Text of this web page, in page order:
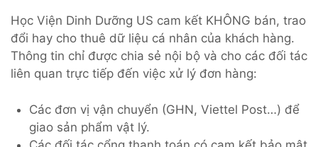
Học Viện Dinh Dưỡng US cam kết KHÔNG bán, trao
đổi hay cho thuê dữ liệu cá nhân của khách hàng.
Thông tin chỉ được chia sẻ nội bộ và cho các đối tác
liên quan trực tiếp đến việc xử lý đơn hàng:
Các đơn vị vận chuyển (GHN, Viettel Post…) để
giao sản phẩm vật lý.